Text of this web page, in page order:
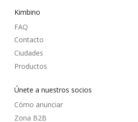
Kimbino
FAQ
Contacto
Ciudades
Productos
Únete a nuestros socios
Cómo anunciar
Zona B2B